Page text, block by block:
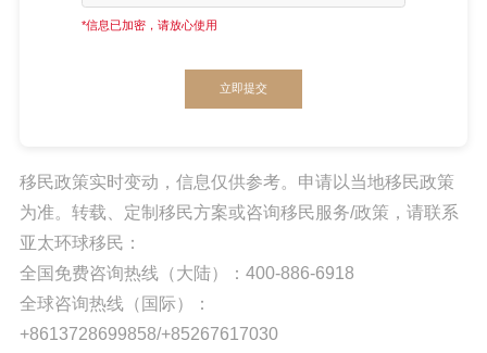
*信息已加密，请放心使用
立即提交
移民政策实时变动，信息仅供参考。申请以当地移民政策
为准。转载、定制移民方案或咨询移民服务/政策，请联系
亚太环球移民：
全国免费咨询热线（大陆）：400-886-6918
全球咨询热线（国际）：
+8613728699858/+85267617030